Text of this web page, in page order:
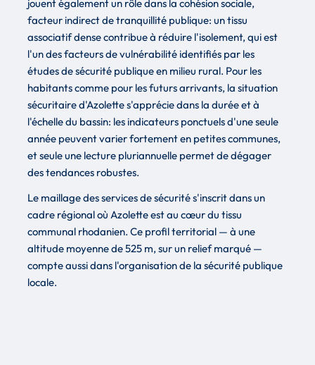
jouent également un rôle dans la cohésion sociale,
facteur indirect de tranquillité publique: un tissu
associatif dense contribue à réduire l'isolement, qui est
l'un des facteurs de vulnérabilité identifiés par les
études de sécurité publique en milieu rural. Pour les
habitants comme pour les futurs arrivants, la situation
sécuritaire d'Azolette s'apprécie dans la durée et à
l'échelle du bassin: les indicateurs ponctuels d'une seule
année peuvent varier fortement en petites communes,
et seule une lecture pluriannuelle permet de dégager
des tendances robustes.
Le maillage des services de sécurité s'inscrit dans un
cadre régional où Azolette est au cœur du tissu
communal rhodanien. Ce profil territorial — à une
altitude moyenne de 525 m, sur un relief marqué —
compte aussi dans l'organisation de la sécurité publique
locale.